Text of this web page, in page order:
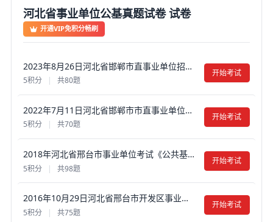
河北省事业单位公基真题试卷 试卷
开通VIP免积分畅刷
2023年8月26日河北省邯郸市直事业单位招聘考试《公共基础知识》真题试卷及答案【含解析】
5积分 | 共80题
开始考试
2022年7月11日河北省邯郸市市直事业单位招聘考试《公共基础知识》真题试卷及答案【含解析】
5积分 共70题
开始考试
2018年河北省邢台市事业单位考试《公共基础知识》真题试卷及答案【含解析】
5积分 | 共98题
开始考试
2016年10月29日河北省邢台市开发区事业单位考试真题试卷及答案【含解析】
5积分 | 共75题
开始考试